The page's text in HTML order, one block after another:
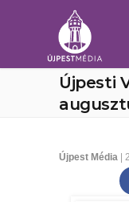
Újpesti
Újpest Média |